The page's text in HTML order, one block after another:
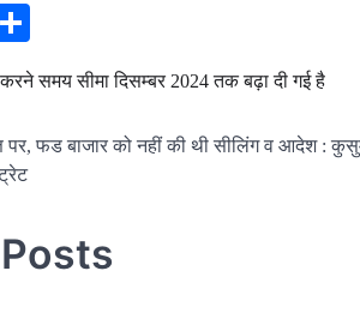
WhatsApp
समय सीमा दिसम्बर 2024 तक बढ़ा दी गई है
पर, फड बाजार को नहीं की थी सीलिंग व आदेश :